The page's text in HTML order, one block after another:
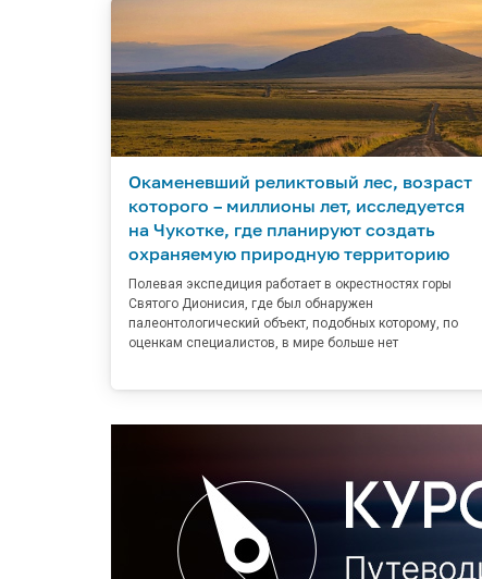
Окаменевший реликтовый лес, возраст
которого – миллионы лет, исследуется
на Чукотке, где планируют создать
охраняемую природную территорию
Полевая экспедиция работает в окрестностях горы
Святого Дионисия, где был обнаружен
палеонтологический объект, подобных которому, по
оценкам специалистов, в мире больше нет